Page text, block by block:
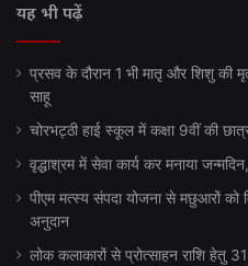
यह भी पढ़ें
प्रसव के दौरान 1 भी मातृ और शिशु की
साहू
चोरभट्ठी हाई स्कूल में कक्षा 9वीं की
वृद्धाश्रम में सेवा कार्य कर मनाया
पीएम मत्स्य संपदा योजना से मछुआरों को
अनुदान
लोक कलाकारों से प्रोत्साहन राशि